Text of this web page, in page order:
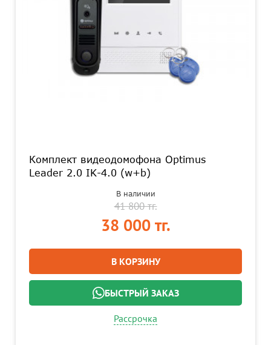
Комплект видеодомофона Optimus
Leader 2.0 IK-4.0 (w+b)
В наличии
41 800 тг.
38 000 тг.
В КОРЗИНУ
БЫСТРЫЙ ЗАКАЗ
Рассрочка